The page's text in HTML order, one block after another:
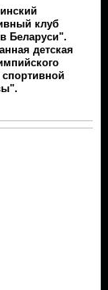
клуб
Беларуси".
детская
спортивной